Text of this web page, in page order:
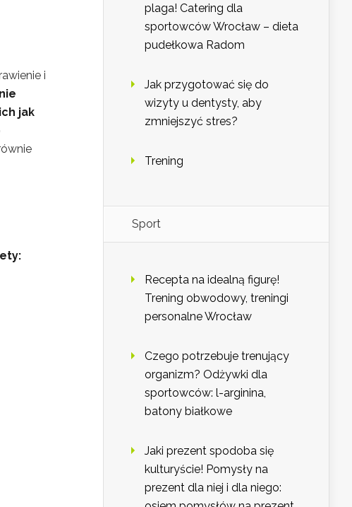
i
jak
plaga! Catering dla
sportowców Wrocław – dieta
pudełkowa Radom
Jak przygotować się do
wizyty u dentysty, aby
zmniejszyć stres?
Trening
Sport
Recepta na idealną figurę!
Trening obwodowy, treningi
personalne Wrocław
Czego potrzebuje trenujący
organizm? Odżywki dla
sportowców: l-arginina,
batony białkowe
Jaki prezent spodoba się
kulturyście! Pomysły na
prezent dla niej i dla niego: